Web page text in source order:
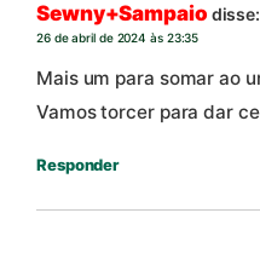
Sewny+Sampaio disse:
26 de abril de 2024 às 23:35
Mais um para somar ao
Vamos torcer para dar
Responder